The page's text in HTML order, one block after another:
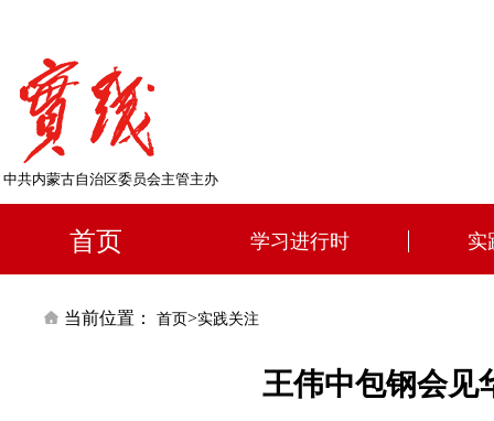
中共内蒙古自治区委员会主管主办
首页 学习进行时 实
当前位置： 首页>实践关注
王伟中包钢会见